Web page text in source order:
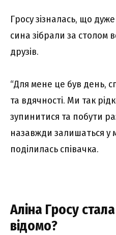
Гросу зізналась, що
сина зібрали за столом
друзів.
“Для мене це був день,
та вдячності. Ми так
зупинитися та побути
назавжди залишаться у
поділилась співачка.
Аліна Гросу
відомо?